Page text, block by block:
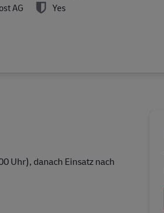
AG Yes
Uhr), danach Einsatz nach